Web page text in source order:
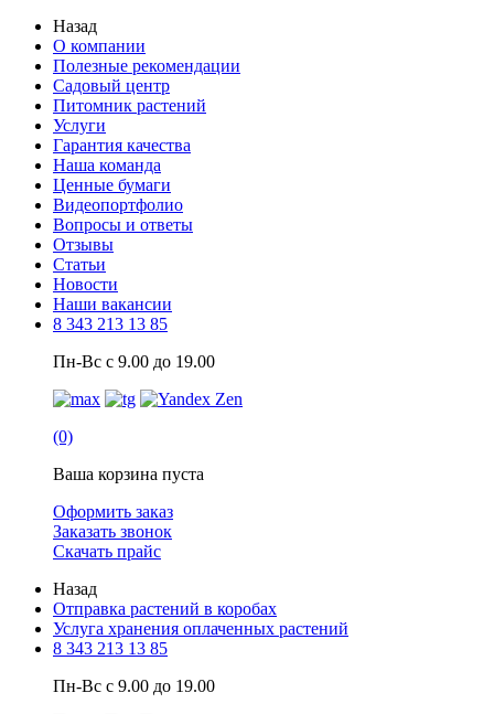
Назад
О компании
Полезные рекомендации
Садовый центр
Питомник растений
Услуги
Гарантия качества
Наша команда
Ценные бумаги
Видеопортфолио
Вопросы и ответы
Отзывы
Статьи
Новости
Наши вакансии
8 343 213 13 85
Пн-Вс с 9.00 до 19.00
(0)
Ваша корзина пуста
Оформить заказ
Заказать звонок
Скачать прайс
Назад
Отправка растений в коробах
Услуга хранения оплаченных растений
8 343 213 13 85
Пн-Вс с 9.00 до 19.00